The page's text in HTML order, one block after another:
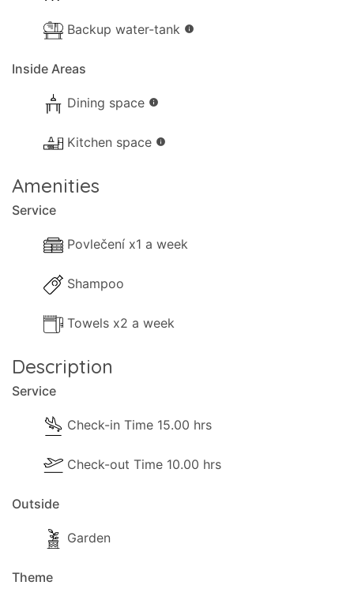
Dodatečné informace:
prádelna, která se nachází ve dvoře apartmánů.
Backup water-tank info
Inside Areas
Dining space info
Kitchen space info
Amenities
Service
Povlečení x1 a week
Shampoo
Towels x2 a week
Description
Service
Check-in Time 15.00 hrs
Check-out Time 10.00 hrs
Outside
Garden
Theme